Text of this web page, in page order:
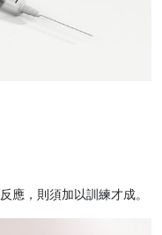
應，則須加以訓練才成。